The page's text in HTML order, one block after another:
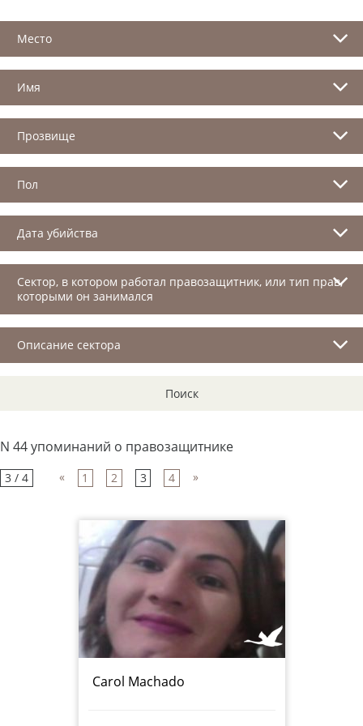
Место
Имя
Прозвище
Пол
Дата убийства
Сектор, в котором работал правозащитник, или тип прав,
которыми он занимался
Описание сектора
Поиск
N 44 упоминаний о правозащитнике
3 / 4 « 1 2 3 4 »
Carol Machado